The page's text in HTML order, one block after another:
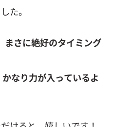
た。
まさに絶好のタイミング
なり力が入っているよ